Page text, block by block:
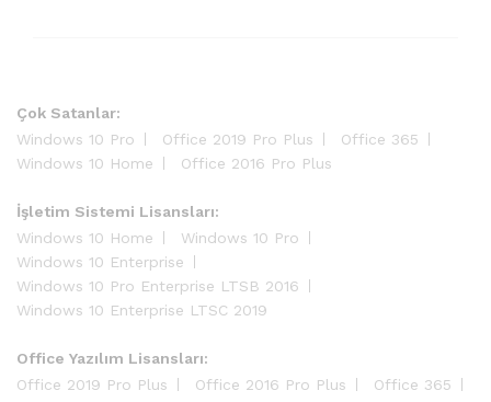
Çok Satanlar:
Windows 10 Pro
Office 2019 Pro Plus
Office 365
Windows 10 Home
Office 2016 Pro Plus
İşletim Sistemi Lisansları:
Windows 10 Home
Windows 10 Pro
Windows 10 Enterprise
Windows 10 Pro Enterprise LTSB 2016
Windows 10 Enterprise LTSC 2019
Office Yazılım Lisansları:
Office 2019 Pro Plus
Office 2016 Pro Plus
Office 365